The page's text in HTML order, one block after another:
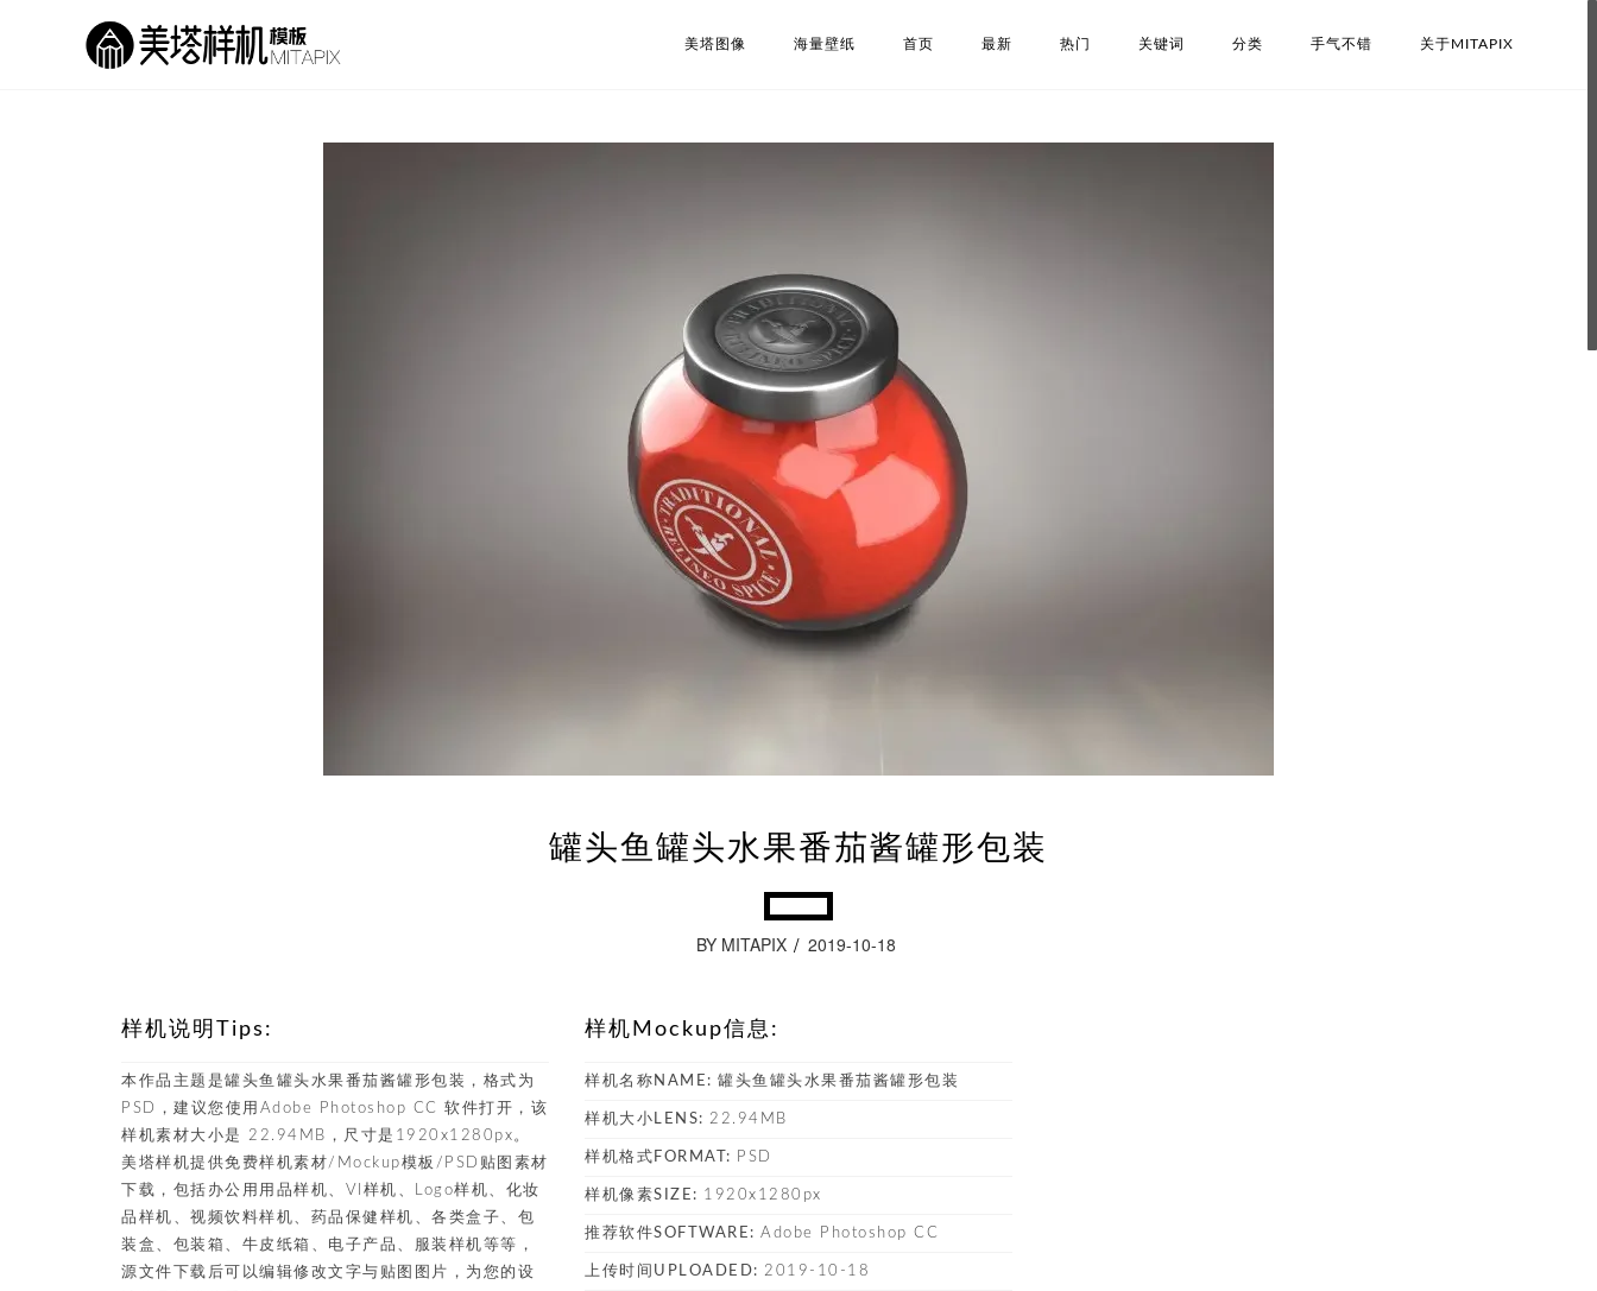
美塔图像 海量壁纸 首页 最新 热门 关键词 分类 手气不错 关于MITAPIX
罐头鱼罐头水果番茄酱罐形包装
BY MITAPIX 2019-10-18
样机说明Tips:
本作品主题是罐头鱼罐头水果番茄酱罐形包装，格式为
PSD，建议您使用Adobe Photoshop CC 软件打开，该
样机素材大小是 22.94MB，尺寸是1920x1280px。
美塔样机提供免费样机素材/Mockup模板/PSD贴图素材
下载，包括办公用用品样机、VI样机、Logo样机、化妆
品样机、视频饮料样机、药品保健样机、各类盒子、包
装盒、包装箱、牛皮纸箱、电子产品、服装样机等等，
源文件下载后可以编辑修改文字与贴图图片，为您的设
样机Mockup信息:
样机名称NAME: 罐头鱼罐头水果番茄酱罐形包装
样机大小LENS: 22.94MB
样机格式FORMAT: PSD
样机像素SIZE: 1920x1280px
推荐软件SOFTWARE: Adobe Photoshop CC
上传时间UPLOADED: 2019-10-18